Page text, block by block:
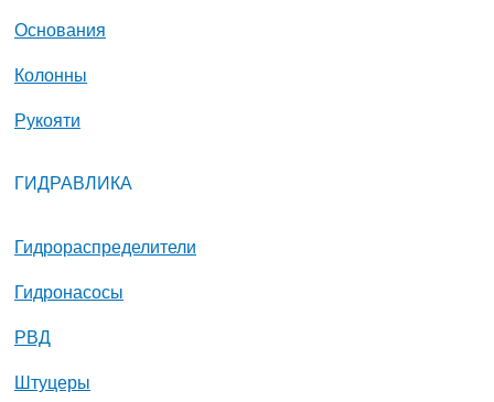
Основания
Колонны
Рукояти
ГИДРАВЛИКА
Гидрораспределители
Гидронасосы
РВД
Штуцеры